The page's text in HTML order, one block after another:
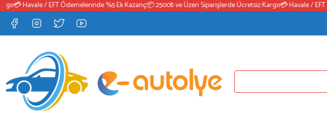
💳 Havale / EFT Ödemelerinde %5 Ek Kazanç📦 2500₺ ve Üzeri Siparişlerde Ücretsiz Kargo💳 Havale / EFT